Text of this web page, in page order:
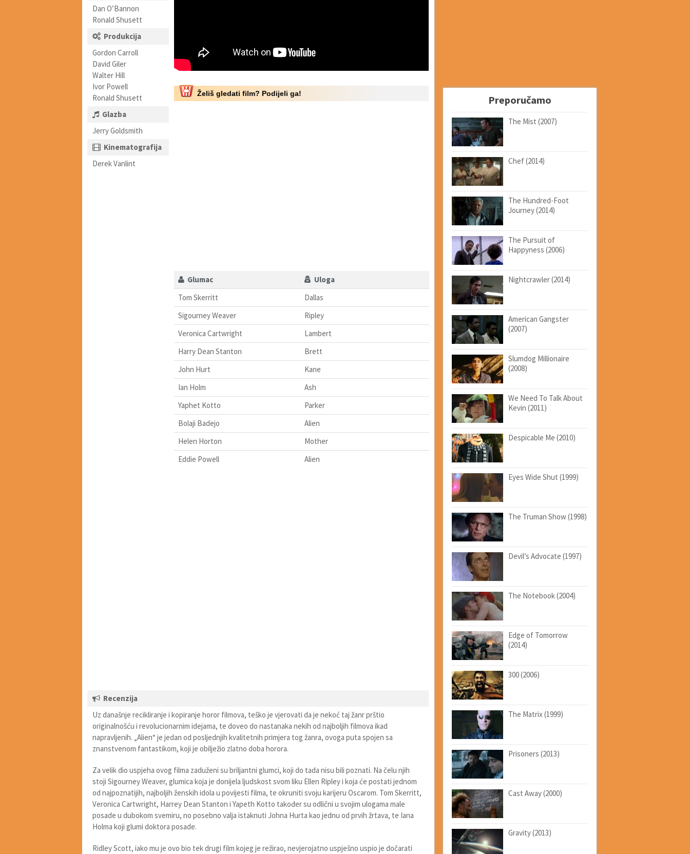
Dan O’Bannon
Ronald Shusett
Produkcija
Gordon Carroll
David Giler
Walter Hill
Ivor Powell
Ronald Shusett
Glazba
Jerry Goldsmith
Kinematografija
Derek Vanlint
Želiš gledati film? Podijeli ga!
Glumac
Uloga
Tom Skerritt
Dallas
Sigourney Weaver
Ripley
Veronica Cartwright
Lambert
Harry Dean Stanton
Brett
John Hurt
Kane
Ian Holm
Ash
Yaphet Kotto
Parker
Bolaji Badejo
Alien
Helen Horton
Mother
Eddie Powell
Alien
Recenzija
Uz današnje recikliranje i kopiranje horor filmova, teško je vjerovati da je nekoć taj žanr prštio
originalnošću i revolucionarnim idejama, te doveo do nastanaka nekih od najboljih filmova ikad
napravljenih. „Alien“ je jedan od posljednjih kvalitetnih primjera tog žanra, ovoga puta spojen sa
znanstvenom fantastikom, koji je obilježio zlatno doba horora.
Za velik dio uspjeha ovog filma zaduženi su briljantni glumci, koji do tada nisu bili poznati. Na čelu njih
stoji Sigourney Weaver, glumica koja je donijela ljudskost svom liku Ellen Ripley i koja će postati jednom
od najpoznatijih, najboljih ženskih idola u povijesti filma, te okruniti svoju karijeru Oscarom. Tom Skerritt,
Veronica Cartwright, Harrey Dean Stanton i Yapeth Kotto također su odlični u svojim ulogama male
posade u dubokom svemiru, no posebno valja istaknuti Johna Hurta kao jednu od prvih žrtava, te Iana
Holma koji glumi doktora posade.
Ridley Scott, iako mu je ovo bio tek drugi film kojeg je režirao, nevjerojatno uspješno uspio je dočarati
Preporučamo
The Mist (2007)
Chef (2014)
The Hundred-Foot
Journey (2014)
The Pursuit of
Happyness (2006)
Nightcrawler (2014)
American Gangster
(2007)
Slumdog Millionaire
(2008)
We Need To Talk About
Kevin (2011)
Despicable Me (2010)
Eyes Wide Shut (1999)
The Truman Show (1998)
Devil’s Advocate (1997)
The Notebook (2004)
Edge of Tomorrow
(2014)
300 (2006)
The Matrix (1999)
Prisoners (2013)
Cast Away (2000)
Gravity (2013)